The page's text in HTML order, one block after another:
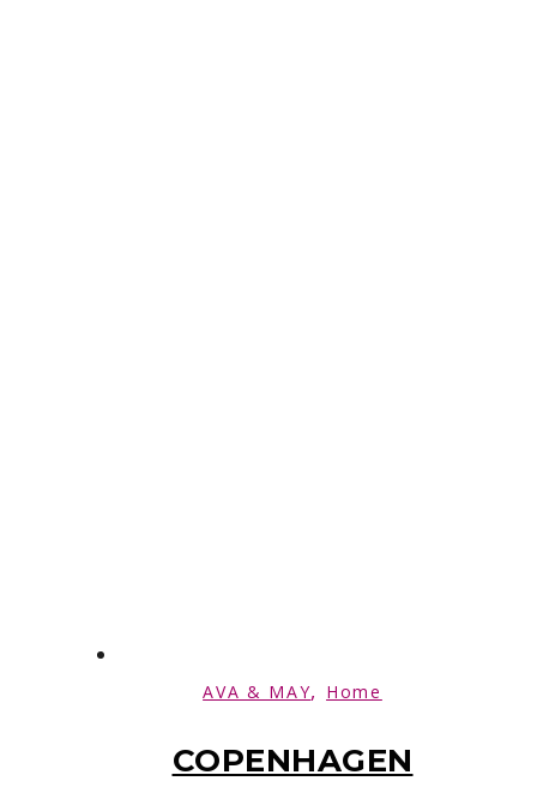
AVA & MAY, Home
COPENHAGEN